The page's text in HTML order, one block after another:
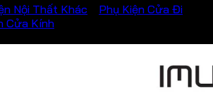
Nội Thất Khác
Phụ Kiện Cửa Đi
Cửa Kính